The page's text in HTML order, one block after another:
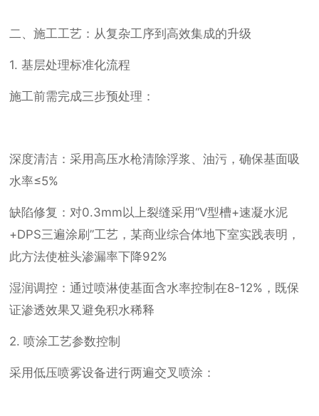
二、施工工艺：从复杂工序到高效集成的升级
1. 基层处理标准化流程
施工前需完成三步预处理：
深度清洁：采用高压水枪清除浮浆、油污，确保基面吸
水率≤5%
缺陷修复：对0.3mm以上裂缝采用“V型槽+速凝水泥
+DPS三遍涂刷”工艺，某商业综合体地下室实践表明，
此方法使桩头渗漏率下降92%
湿润调控：通过喷淋使基面含水率控制在8-12%，既保
证渗透效果又避免积水稀释
2. 喷涂工艺参数控制
采用低压喷雾设备进行两遍交叉喷涂：